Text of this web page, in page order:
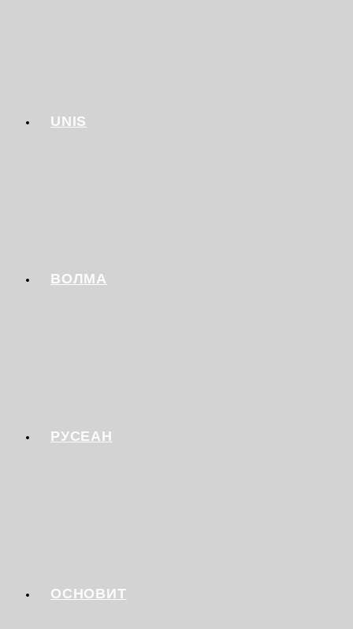
UNIS
ВОЛМА
РУСЕАН
ОСНОВИТ